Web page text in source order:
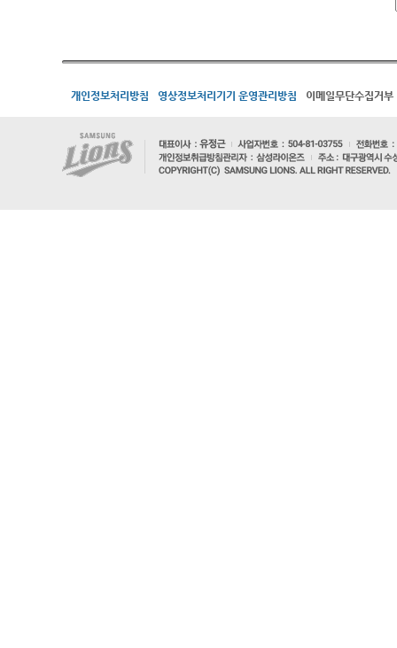
개인정보처리방침 영상정보처리기기 운영관리방침 이메일무단수집거부